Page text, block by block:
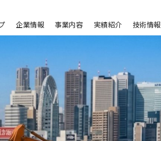
企業情報 事業内容 実績紹介 技術情報